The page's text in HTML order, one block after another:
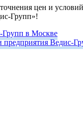
цен и
Групп»!
в Москве
предприятия Ведис-